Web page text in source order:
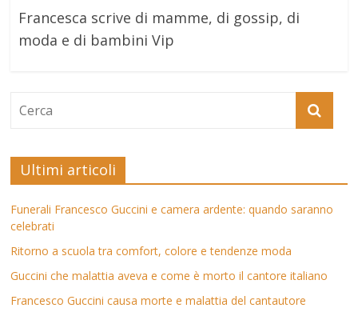
Francesca scrive di mamme, di gossip, di
moda e di bambini Vip
Ultimi articoli
Funerali Francesco Guccini e camera ardente: quando saranno
celebrati
Ritorno a scuola tra comfort, colore e tendenze moda
Guccini che malattia aveva e come è morto il cantore italiano
Francesco Guccini causa morte e malattia del cantautore